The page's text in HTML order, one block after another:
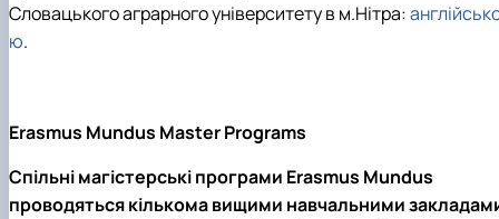
Словацького аграрного університету в м.Нітра:
ю.
Erasmus Mundus Master Programs
Спільні магістерські програми Erasmus Mundus
проводяться кількома вищими навчальними